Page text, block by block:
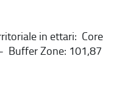
in ettari: Core
Buffer Zone: 101,87